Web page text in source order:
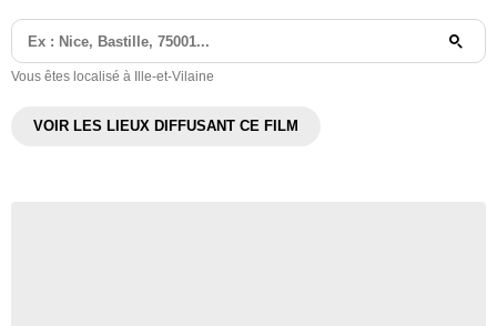
Vous êtes localisé à Ille-et-Vilaine
VOIR LES LIEUX DIFFUSANT CE FILM